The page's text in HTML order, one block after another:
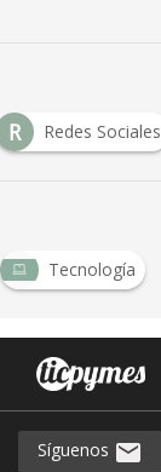
R Redes Sociales
Tecnología
Síguenos